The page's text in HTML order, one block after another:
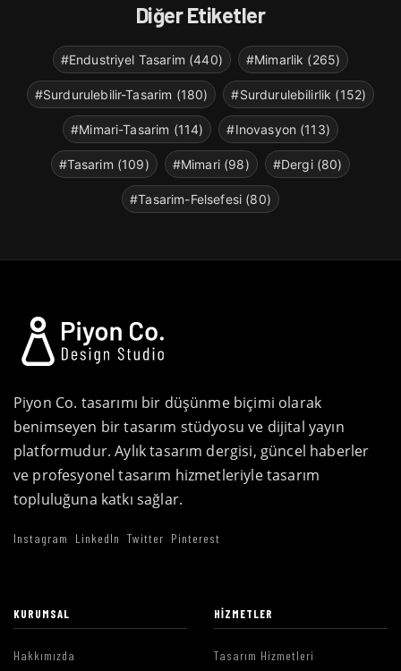
Diğer Etiketler
#Endustriyel Tasarim (440) #Mimarlik (265)
#Surdurulebilir-Tasarim (180) #Surdurulebilirlik (152)
#Mimari-Tasarim (114) #Inovasyon (113)
#Tasarim (109) #Mimari (98) #Dergi (80)
#Tasarim-Felsefesi (80)
Piyon Co. tasarımı bir düşünme biçimi olarak
benimseyen bir tasarım stüdyosu ve dijital yayın
platformudur. Aylık tasarım dergisi, güncel haberler
ve profesyonel tasarım hizmetleriyle tasarım
topluluğuna katkı sağlar.
Instagram LinkedIn Twitter Pinterest
KURUMSAL
Hakkımızda
HIZMETLER
Tasarım Hizmetleri